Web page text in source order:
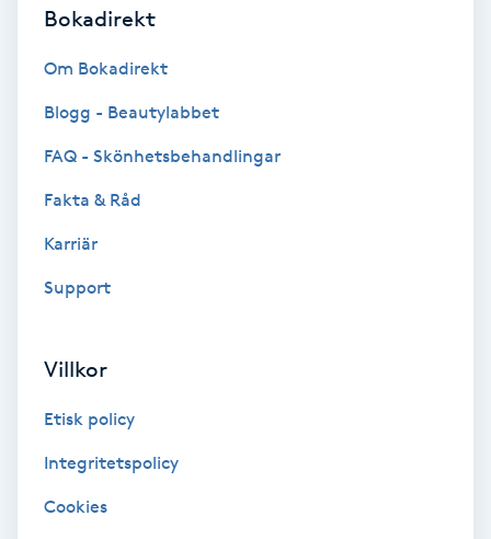
Vinyasa Yoga
Volymfransar
Yoga
Yogamassage
Zonterapi
Bokadirekt
Om Bokadirekt
Blogg - Beautylabbet
FAQ - Skönhetsbehandlingar
Fakta & Råd
Karriär
Support
Villkor
Etisk policy
Integritetspolicy
Cookies